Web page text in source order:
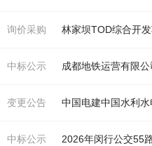
询价采购
中标公示 成都地铁运营有限
变更公告 中国电建中国水利
中标公示 2026年闵行公交55